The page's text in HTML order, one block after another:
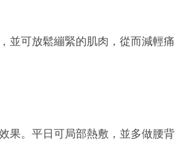
並可放鬆繃緊的肌肉，從而減輕痛
果。平日可局部熱敷，並多做腰背